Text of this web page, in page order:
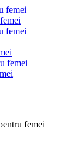
femei
femei
femei
femei